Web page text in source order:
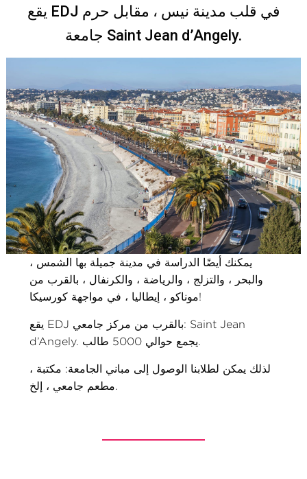
يقع EDJ في قلب مدينة نيس ، مقابل حرم
جامعة Saint Jean d’Angely.
يمكنك أيضًا الدراسة في مدينة جميلة بها الشمس ،
والبحر ، والتزلج ، والرياضة ، والكرنفال ، بالقرب من
موناكو ، إيطاليا ، في مواجهة كورسيكا!
يقع EDJ بالقرب من مركز جامعي: Saint Jean
d’Angely. يجمع حوالي 5000 طالب.
لذلك يمكن لطلابنا الوصول إلى مباني الجامعة: مكتبة ،
مطعم جامعي ، إلخ.